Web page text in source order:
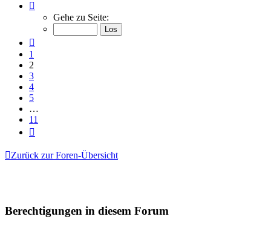
von
Gehe zu Seite:
1
2
3
4
5
…
11
Zurück zur Foren-Übersicht
Berechtigungen in diesem Forum